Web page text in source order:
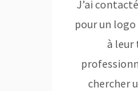
J’ai
pour un
à leur
chercher